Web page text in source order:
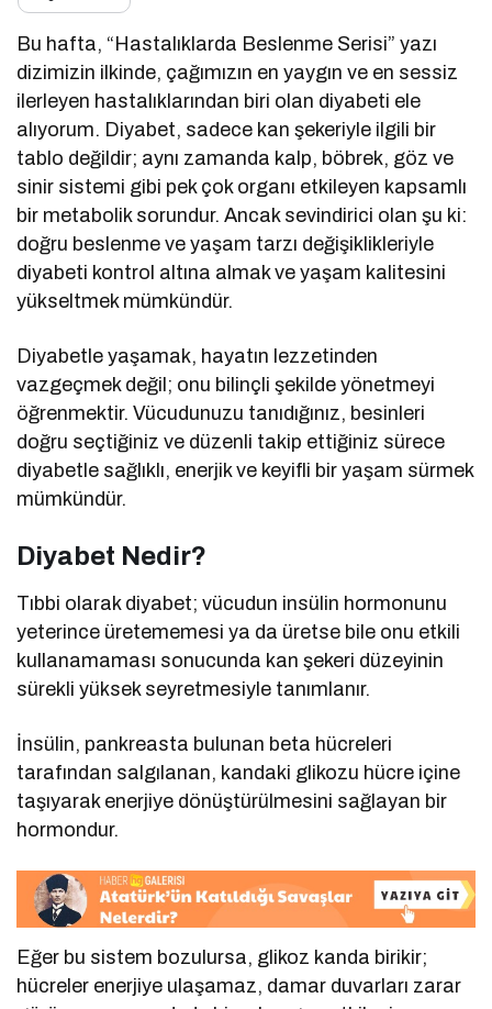
Bu hafta, “Hastalıklarda Beslenme Serisi” yazı
dizimizin ilkinde, çağımızın en yaygın ve en sessiz
ilerleyen hastalıklarından biri olan diyabeti ele
alıyorum. Diyabet, sadece kan şekeriyle ilgili bir
tablo değildir; aynı zamanda kalp, böbrek, göz ve
sinir sistemi gibi pek çok organı etkileyen kapsamlı
bir metabolik sorundur. Ancak sevindirici olan şu ki:
doğru beslenme ve yaşam tarzı değişiklikleriyle
diyabeti kontrol altına almak ve yaşam kalitesini
yükseltmek mümkündür.
Diyabetle yaşamak, hayatın lezzetinden
vazgeçmek değil; onu bilinçli şekilde yönetmeyi
öğrenmektir. Vücudunuzu tanıdığınız, besinleri
doğru seçtiğiniz ve düzenli takip ettiğiniz sürece
diyabetle sağlıklı, enerjik ve keyifli bir yaşam sürmek
mümkündür.
Diyabet Nedir?
Tıbbi olarak diyabet; vücudun insülin hormonunu
yeterince üretememesi ya da üretse bile onu etkili
kullanamaması sonucunda kan şekeri düzeyinin
sürekli yüksek seyretmesiyle tanımlanır.
İnsülin, pankreasta bulunan beta hücreleri
tarafından salgılanan, kandaki glikozu hücre içine
taşıyarak enerjiye dönüştürülmesini sağlayan bir
hormondur.
Eğer bu sistem bozulursa, glikoz kanda birikir;
hücreler enerjiye ulaşamaz, damar duvarları zarar